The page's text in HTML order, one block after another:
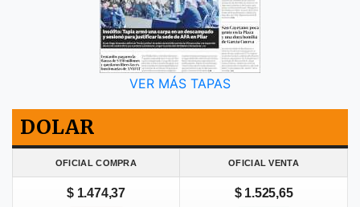
VER MÁS TAPAS
DOLAR
OFICIAL COMPRA OFICIAL VENTA
$ 1.474,37 $ 1.525,65